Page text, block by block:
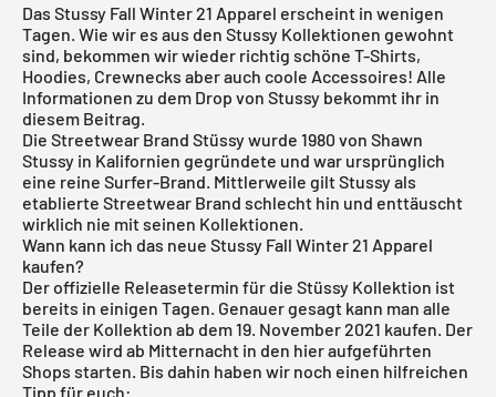
Das Stussy Fall Winter 21 Apparel erscheint in wenigen
Tagen. Wie wir es aus den Stussy Kollektionen gewohnt
sind, bekommen wir wieder richtig schöne T-Shirts,
Hoodies, Crewnecks aber auch coole Accessoires! Alle
Informationen zu dem Drop von Stussy bekommt ihr in
diesem Beitrag.
Die Streetwear Brand Stüssy wurde 1980 von Shawn
Stussy in Kalifornien gegründete und war ursprünglich
eine reine Surfer-Brand. Mittlerweile gilt Stussy als
etablierte Streetwear Brand schlecht hin und enttäuscht
wirklich nie mit seinen Kollektionen.
Wann kann ich das neue Stussy Fall Winter 21 Apparel
kaufen?
Der offizielle Releasetermin für die Stüssy Kollektion ist
bereits in einigen Tagen. Genauer gesagt kann man alle
Teile der Kollektion ab dem 19. November 2021 kaufen. Der
Release wird ab Mitternacht in den hier aufgeführten
Shops starten. Bis dahin haben wir noch einen hilfreichen
Tipp für euch: